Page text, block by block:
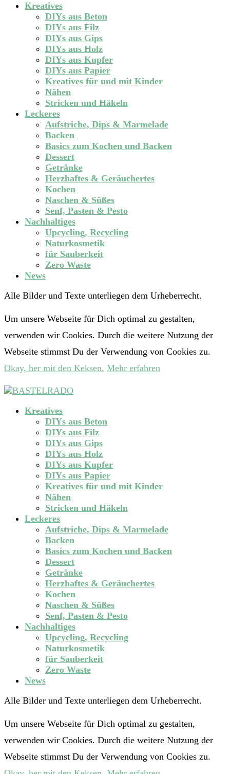
Kreatives
DIYs aus Beton
DIYs aus Filz
DIYs aus Gips
DIYs aus Holz
DIYs aus Kupfer
DIYs aus Papier
Kreatives für und mit Kinder
Nähen
Stricken und Häkeln
Leckeres
Aufstriche, Dips & Marmelade
Backen
Basics zum Kochen und Backen
Dessert
Getränke
Herzhaftes & Geräuchertes
Kochen
Naschen & Süßes
Senf, Pasten & Pesto
Nachhaltiges
Upcycling, Recycling
Naturkosmetik
für Sauberkeit
Zero Waste
News
Alle Bilder und Texte unterliegen dem Urheberrecht.
Um unsere Webseite für Dich optimal zu gestalten,
verwenden wir Cookies. Durch die weitere Nutzung der
Webseite stimmst Du der Verwendung von Cookies zu.
Okay, her mit den Keksen. Mehr erfahren
Kreatives
DIYs aus Beton
DIYs aus Filz
DIYs aus Gips
DIYs aus Holz
DIYs aus Kupfer
DIYs aus Papier
Kreatives für und mit Kinder
Nähen
Stricken und Häkeln
Leckeres
Aufstriche, Dips & Marmelade
Backen
Basics zum Kochen und Backen
Dessert
Getränke
Herzhaftes & Geräuchertes
Kochen
Naschen & Süßes
Senf, Pasten & Pesto
Nachhaltiges
Upcycling, Recycling
Naturkosmetik
für Sauberkeit
Zero Waste
News
Alle Bilder und Texte unterliegen dem Urheberrecht.
Um unsere Webseite für Dich optimal zu gestalten,
verwenden wir Cookies. Durch die weitere Nutzung der
Webseite stimmst Du der Verwendung von Cookies zu.